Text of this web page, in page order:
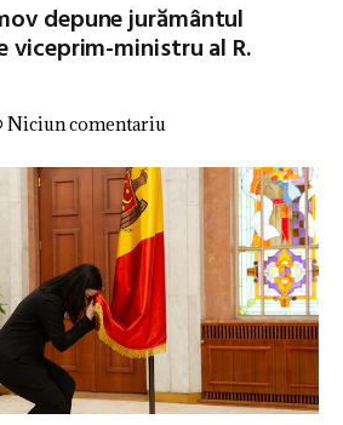
depune jurământul
viceprim-ministru al R.
Niciun comentariu